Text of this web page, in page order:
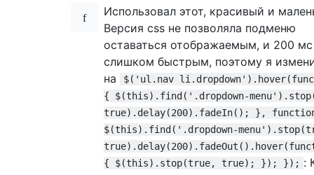
Использовал этот, красивый и
Версия css не позволяла подменю
оставаться отображаемым, и 200
слишком быстрым, поэтому я
на
$('ul.nav
{ $(this).find('.dropdown-
true).delay(200).fadeIn(); },
$(this).find('.dropdown-
{ $(this).stop(true, true); }); }); :